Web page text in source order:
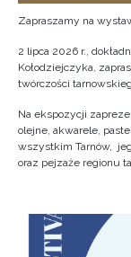
Zapraszamy na
2 lipca 2026 r.,
Kołodziejczyka,
twórczości
Na ekspozycji
olejne, akwarele,
wszystkim Tarnów,
oraz pejzaże regionu